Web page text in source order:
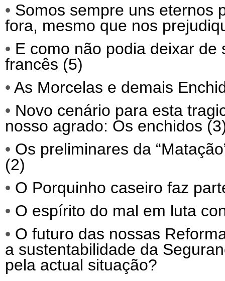
• Somos sempre uns eternos
fora, mesmo que nos
• E como não podia deixar
francês (5)
• As Morcelas e demais
• Novo cenário para esta
nosso agrado: Os enchidos
• Os preliminares da
(2)
• O Porquinho caseiro faz
• O espírito do mal em luta
• O futuro das nossas
a sustentabilidade da
pela actual situação?